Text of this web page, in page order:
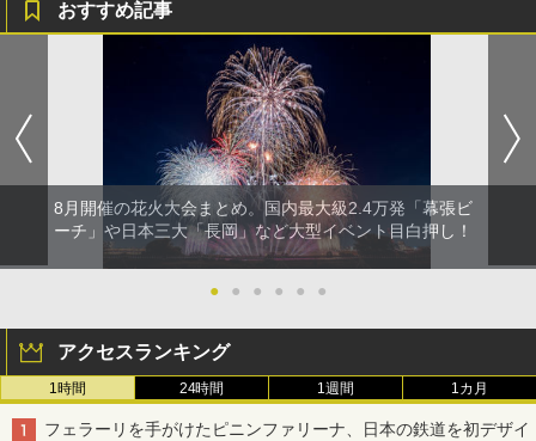
おすすめ記事
8月開催の花火大会まとめ。国内最大級2.4万発「幕張ビ
ーチ」や日本三大「長岡」など大型イベント目白押し！
● ● ● ● ● ●
アクセスランキング
1時間 24時間 1週間 1カ月
フェラーリを手がけたピニンファリーナ、日本の鉄道を初デザイ